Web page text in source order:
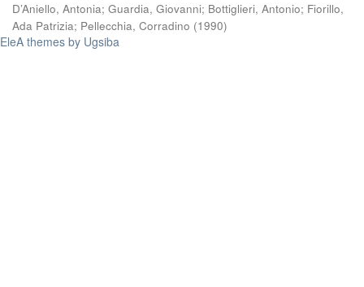
D’Aniello, Antonia; Guardia, Giovanni; Bottiglieri, Antonio; Fiorillo,
Ada Patrizia; Pellecchia, Corradino (1990)
EleA themes by Ugsiba